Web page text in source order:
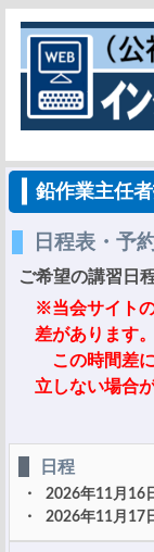
鉛作業主任
日程表・予
ご希望の講習日
※当会サイト
差があります。
この時間差
立しない場合
日程
2026年11月16
2026年11月17